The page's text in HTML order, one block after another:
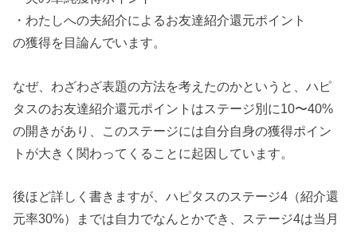
・わたしへの夫紹介によるお友達紹介還元ポイント
の獲得を目論んでいます。
なぜ、わざわざ表題の方法を考えたのかというと、ハピ
タスのお友達紹介還元ポイントはステージ別に10〜40%
の開きがあり、このステージには自分自身の獲得ポイン
トが大きく関わってくることに起因しています。
後ほど詳しく書きますが、ハピタスのステージ4（紹介還
元率30%）までは自力でなんとかでき、ステージ4は当月